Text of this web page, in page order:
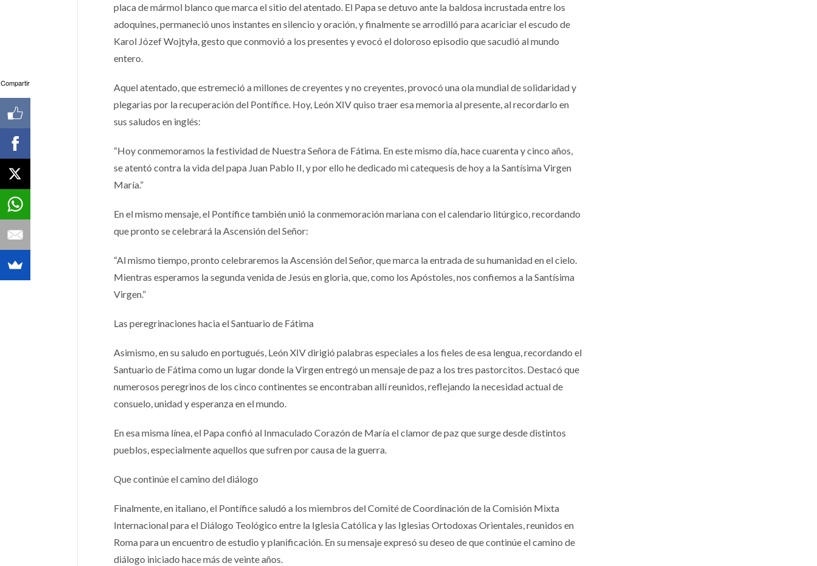
placa de mármol blanco que marca el sitio del atentado. El Papa se detuvo ante la baldosa incrustada entre los
adoquines, permaneció unos instantes en silencio y oración, y finalmente se arrodilló para acariciar el escudo de
Karol Józef Wojtyła, gesto que conmovió a los presentes y evocó el doloroso episodio que sacudió al mundo
entero.
Aquel atentado, que estremeció a millones de creyentes y no creyentes, provocó una ola mundial de solidaridad y
plegarias por la recuperación del Pontífice. Hoy, León XIV quiso traer esa memoria al presente, al recordarlo en
sus saludos en inglés:
“Hoy conmemoramos la festividad de Nuestra Señora de Fátima. En este mismo día, hace cuarenta y cinco años,
se atentó contra la vida del papa Juan Pablo II, y por ello he dedicado mi catequesis de hoy a la Santísima Virgen
María.”
En el mismo mensaje, el Pontífice también unió la conmemoración mariana con el calendario litúrgico, recordando
que pronto se celebrará la Ascensión del Señor:
“Al mismo tiempo, pronto celebraremos la Ascensión del Señor, que marca la entrada de su humanidad en el cielo.
Mientras esperamos la segunda venida de Jesús en gloria, que, como los Apóstoles, nos confiemos a la Santísima
Virgen.”
Las peregrinaciones hacia el Santuario de Fátima
Asimismo, en su saludo en portugués, León XIV dirigió palabras especiales a los fieles de esa lengua, recordando el
Santuario de Fátima como un lugar donde la Virgen entregó un mensaje de paz a los tres pastorcitos. Destacó que
numerosos peregrinos de los cinco continentes se encontraban allí reunidos, reflejando la necesidad actual de
consuelo, unidad y esperanza en el mundo.
En esa misma línea, el Papa confió al Inmaculado Corazón de María el clamor de paz que surge desde distintos
pueblos, especialmente aquellos que sufren por causa de la guerra.
Que continúe el camino del diálogo
Finalmente, en italiano, el Pontífice saludó a los miembros del Comité de Coordinación de la Comisión Mixta
Internacional para el Diálogo Teológico entre la Iglesia Católica y las Iglesias Ortodoxas Orientales, reunidos en
Roma para un encuentro de estudio y planificación. En su mensaje expresó su deseo de que continúe el camino de
diálogo iniciado hace más de veinte años.
Compartir